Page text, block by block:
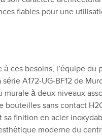
fiables pour une
à ces besoins, l’équipe du
A172-UG-BF12 de
murale à deux niveaux
bouteilles sans contact
sa finition en acier
moderne du